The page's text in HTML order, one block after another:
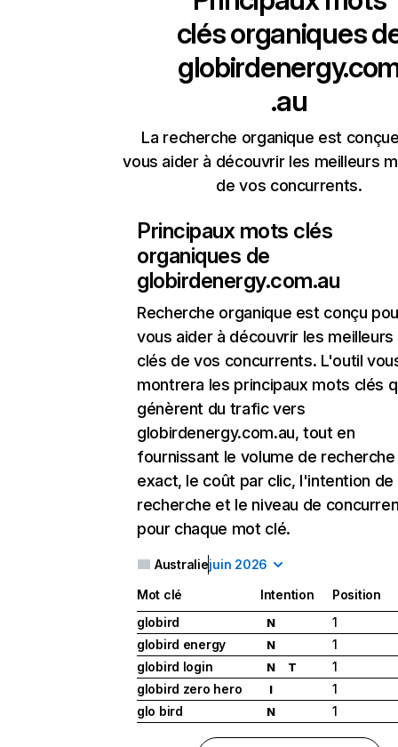
clés organiques
.au
La recherche organique est
vous aider à découvrir les meilleurs
de vos concurrents.
Principaux mots clés
organiques de
globirdenergy.com.au
Recherche organique est conçu
vous aider à découvrir les
clés de vos concurrents. L'outil
montrera les principaux mots clés
génèrent du trafic vers
globirdenergy.com.au, tout en
fournissant le volume de recherche
exact, le coût par clic, l'intention de
recherche et le niveau de
pour chaque mot clé.
Australiejuin 2026
Mot clé Intention
Position
globird
N
1
globird energy
N
1
globird login
N T
1
globird zero hero
I
1
glo bird
N 1